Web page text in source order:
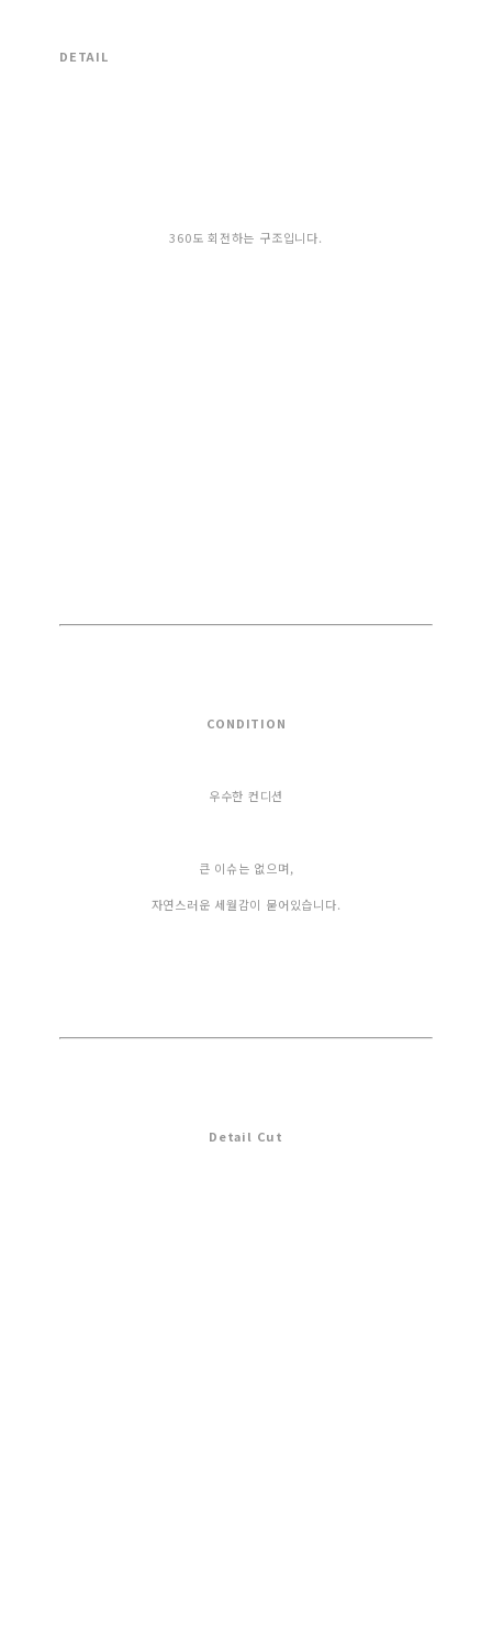
DETAIL
360도 회전하는 구조입니다.
CONDITION
우수한 컨디션
큰 이슈는 없으며,
자연스러운 세월감이 묻어있습니다.
Detail Cut